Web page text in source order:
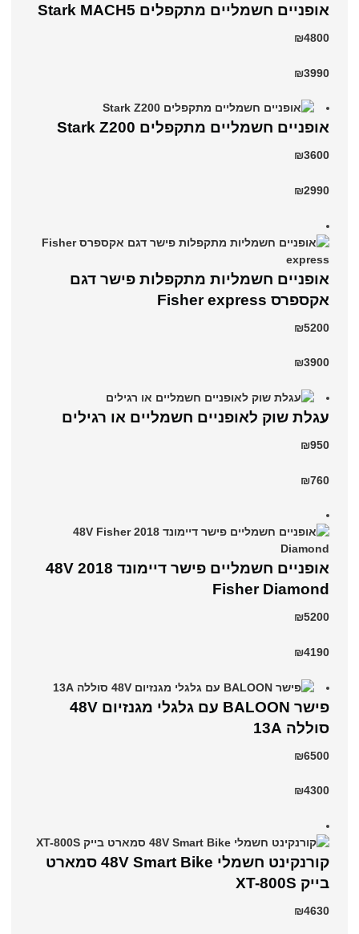
‏אופניים חשמליים ‏מתקפלים Stark MACH5
₪4800
₪3990
‏אופניים חשמליים ‏מתקפלים Stark Z200
₪3600
₪2990
אופניים חשמליות מתקפלות פישר דגם
אקספרס Fisher express
₪5200
₪3900
עגלת שוק לאופניים חשמליים או רגילים
₪950
₪760
אופניים חשמליים פישר דיימונד 2018 48V
Fisher Diamond
₪5200
₪4190
פישר BALOON עם גלגלי מגנזיום 48V
סוללה 13A
₪6500
₪4300
קורנקינט חשמלי 48V Smart Bike סמארט
בייק XT-800S
₪4630